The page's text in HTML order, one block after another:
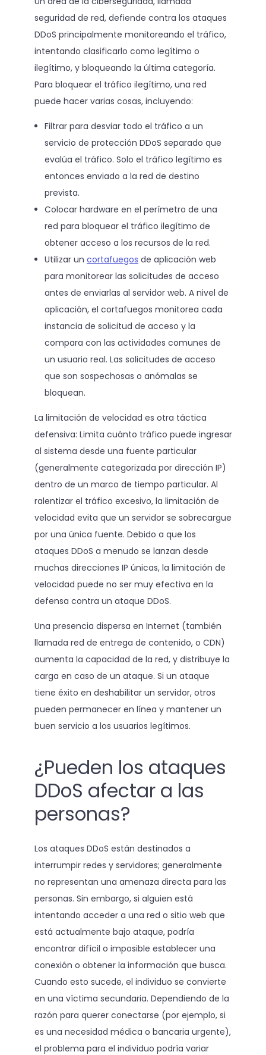
seguridad de red, defiende contra los ataques
DDoS principalmente monitoreando el tráfico,
intentando clasificarlo como legítimo o
ilegítimo, y bloqueando la última categoría.
Para bloquear el tráfico ilegítimo, una red
puede hacer varias cosas, incluyendo:
Filtrar para desviar todo el tráfico a un
servicio de protección DDoS separado que
evalúa el tráfico. Solo el tráfico legítimo es
entonces enviado a la red de destino
prevista.
Colocar hardware en el perímetro de una
red para bloquear el tráfico ilegítimo de
obtener acceso a los recursos de la red.
Utilizar un cortafuegos de aplicación web
para monitorear las solicitudes de acceso
antes de enviarlas al servidor web. A nivel de
aplicación, el cortafuegos monitorea cada
instancia de solicitud de acceso y la
compara con las actividades comunes de
un usuario real. Las solicitudes de acceso
que son sospechosas o anómalas se
bloquean.
La limitación de velocidad es otra táctica
defensiva: Limita cuánto tráfico puede ingresar
al sistema desde una fuente particular
(generalmente categorizada por dirección IP)
dentro de un marco de tiempo particular. Al
ralentizar el tráfico excesivo, la limitación de
velocidad evita que un servidor se sobrecargue
por una única fuente. Debido a que los
ataques DDoS a menudo se lanzan desde
muchas direcciones IP únicas, la limitación de
velocidad puede no ser muy efectiva en la
defensa contra un ataque DDoS.
Una presencia dispersa en Internet (también
llamada red de entrega de contenido, o CDN)
aumenta la capacidad de la red, y distribuye la
carga en caso de un ataque. Si un ataque
tiene éxito en deshabilitar un servidor, otros
pueden permanecer en línea y mantener un
buen servicio a los usuarios legítimos.
¿Pueden los ataques
DDoS afectar a las
personas?
Los ataques DDoS están destinados a
interrumpir redes y servidores; generalmente
no representan una amenaza directa para las
personas. Sin embargo, si alguien está
intentando acceder a una red o sitio web que
está actualmente bajo ataque, podría
encontrar difícil o imposible establecer una
conexión o obtener la información que busca.
Cuando esto sucede, el individuo se convierte
en una víctima secundaria. Dependiendo de la
razón para querer conectarse (por ejemplo, si
es una necesidad médica o bancaria urgente),
el problema para el individuo podría variar